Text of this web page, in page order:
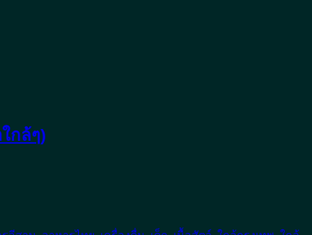
กล้ๆ)